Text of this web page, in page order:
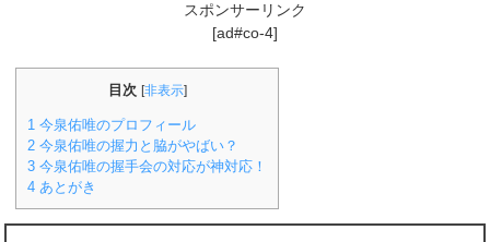
スポンサーリンク
[ad#co-4]
目次 [非表示]
1 今泉佑唯のプロフィール
2 今泉佑唯の握力と脇がやばい？
3 今泉佑唯の握手会の対応が神対応！
4 あとがき